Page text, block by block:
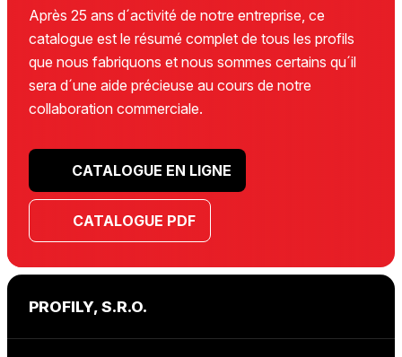
Après 25 ans d´activité de notre entreprise, ce
catalogue est le résumé complet de tous les profils
que nous fabriquons et nous sommes certains qu´il
sera d´une aide précieuse au cours de notre
collaboration commerciale.
CATALOGUE EN LIGNE
CATALOGUE PDF
PROFILY, S.R.O.